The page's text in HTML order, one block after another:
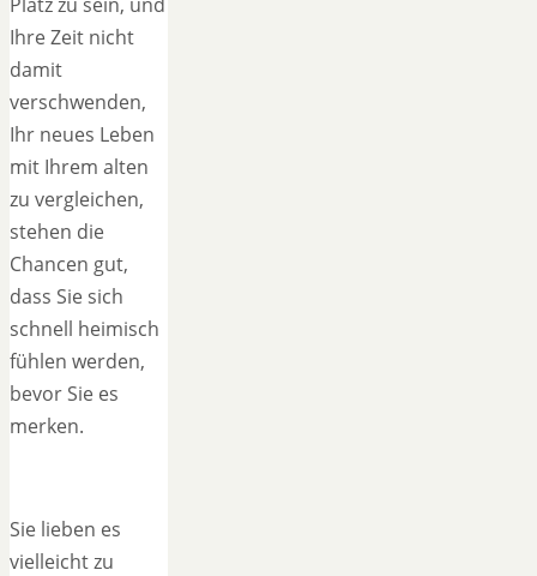
Ihre Zeit nicht
damit
verschwenden,
Ihr neues Leben
mit Ihrem alten
zu vergleichen,
stehen die
Chancen gut,
dass Sie sich
schnell heimisch
fühlen werden,
bevor Sie es
merken.
Sie lieben es
vielleicht zu